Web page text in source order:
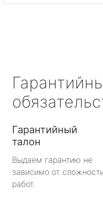
Гарантийный
талон
Выдаем гарантию не
зависимо от
работ.